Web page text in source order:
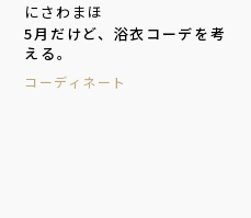
にさわまほ
5月だけど、浴衣コーデを考
える。
コーディネート